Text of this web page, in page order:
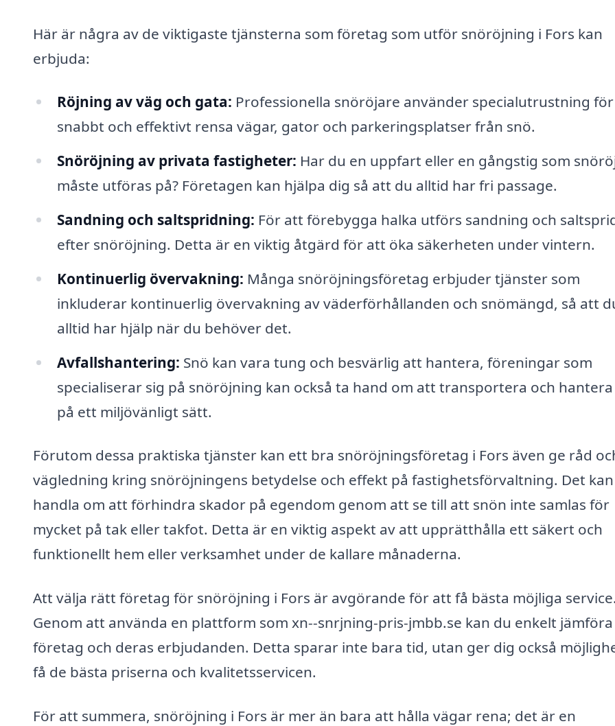
Här är några av de viktigaste tjänsterna som företag som utför snöröjning i Fors kan
erbjuda:
Röjning av väg och gata: Professionella snöröjare använder specialutrustning
snabbt och effektivt rensa vägar, gator och parkeringsplatser från snö.
Snöröjning av privata fastigheter: Har du en uppfart eller en gångstig som
måste utföras på? Företagen kan hjälpa dig så att du alltid har fri passage.
Sandning och saltspridning: För att förebygga halka utförs sandning och
efter snöröjning. Detta är en viktig åtgärd för att öka säkerheten under vintern.
Kontinuerlig övervakning: Många snöröjningsföretag erbjuder tjänster som
inkluderar kontinuerlig övervakning av väderförhållanden och snömängd, så att
alltid har hjälp när du behöver det.
Avfallshantering: Snö kan vara tung och besvärlig att hantera, föreningar som
specialiserar sig på snöröjning kan också ta hand om att transportera och
på ett miljövänligt sätt.
Förutom dessa praktiska tjänster kan ett bra snöröjningsföretag i Fors även ge råd
vägledning kring snöröjningens betydelse och effekt på fastighetsförvaltning. Det kan
handla om att förhindra skador på egendom genom att se till att snön inte samlas för
mycket på tak eller takfot. Detta är en viktig aspekt av att upprätthålla ett säkert och
funktionellt hem eller verksamhet under de kallare månaderna.
Att välja rätt företag för snöröjning i Fors är avgörande för att få bästa möjliga service.
Genom att använda en plattform som xn--snrjning-pris-jmbb.se kan du enkelt jämföra
företag och deras erbjudanden. Detta sparar inte bara tid, utan ger dig också
få de bästa priserna och kvalitetsservicen.
För att summera, snöröjning i Fors är mer än bara att hålla vägar rena; det är en